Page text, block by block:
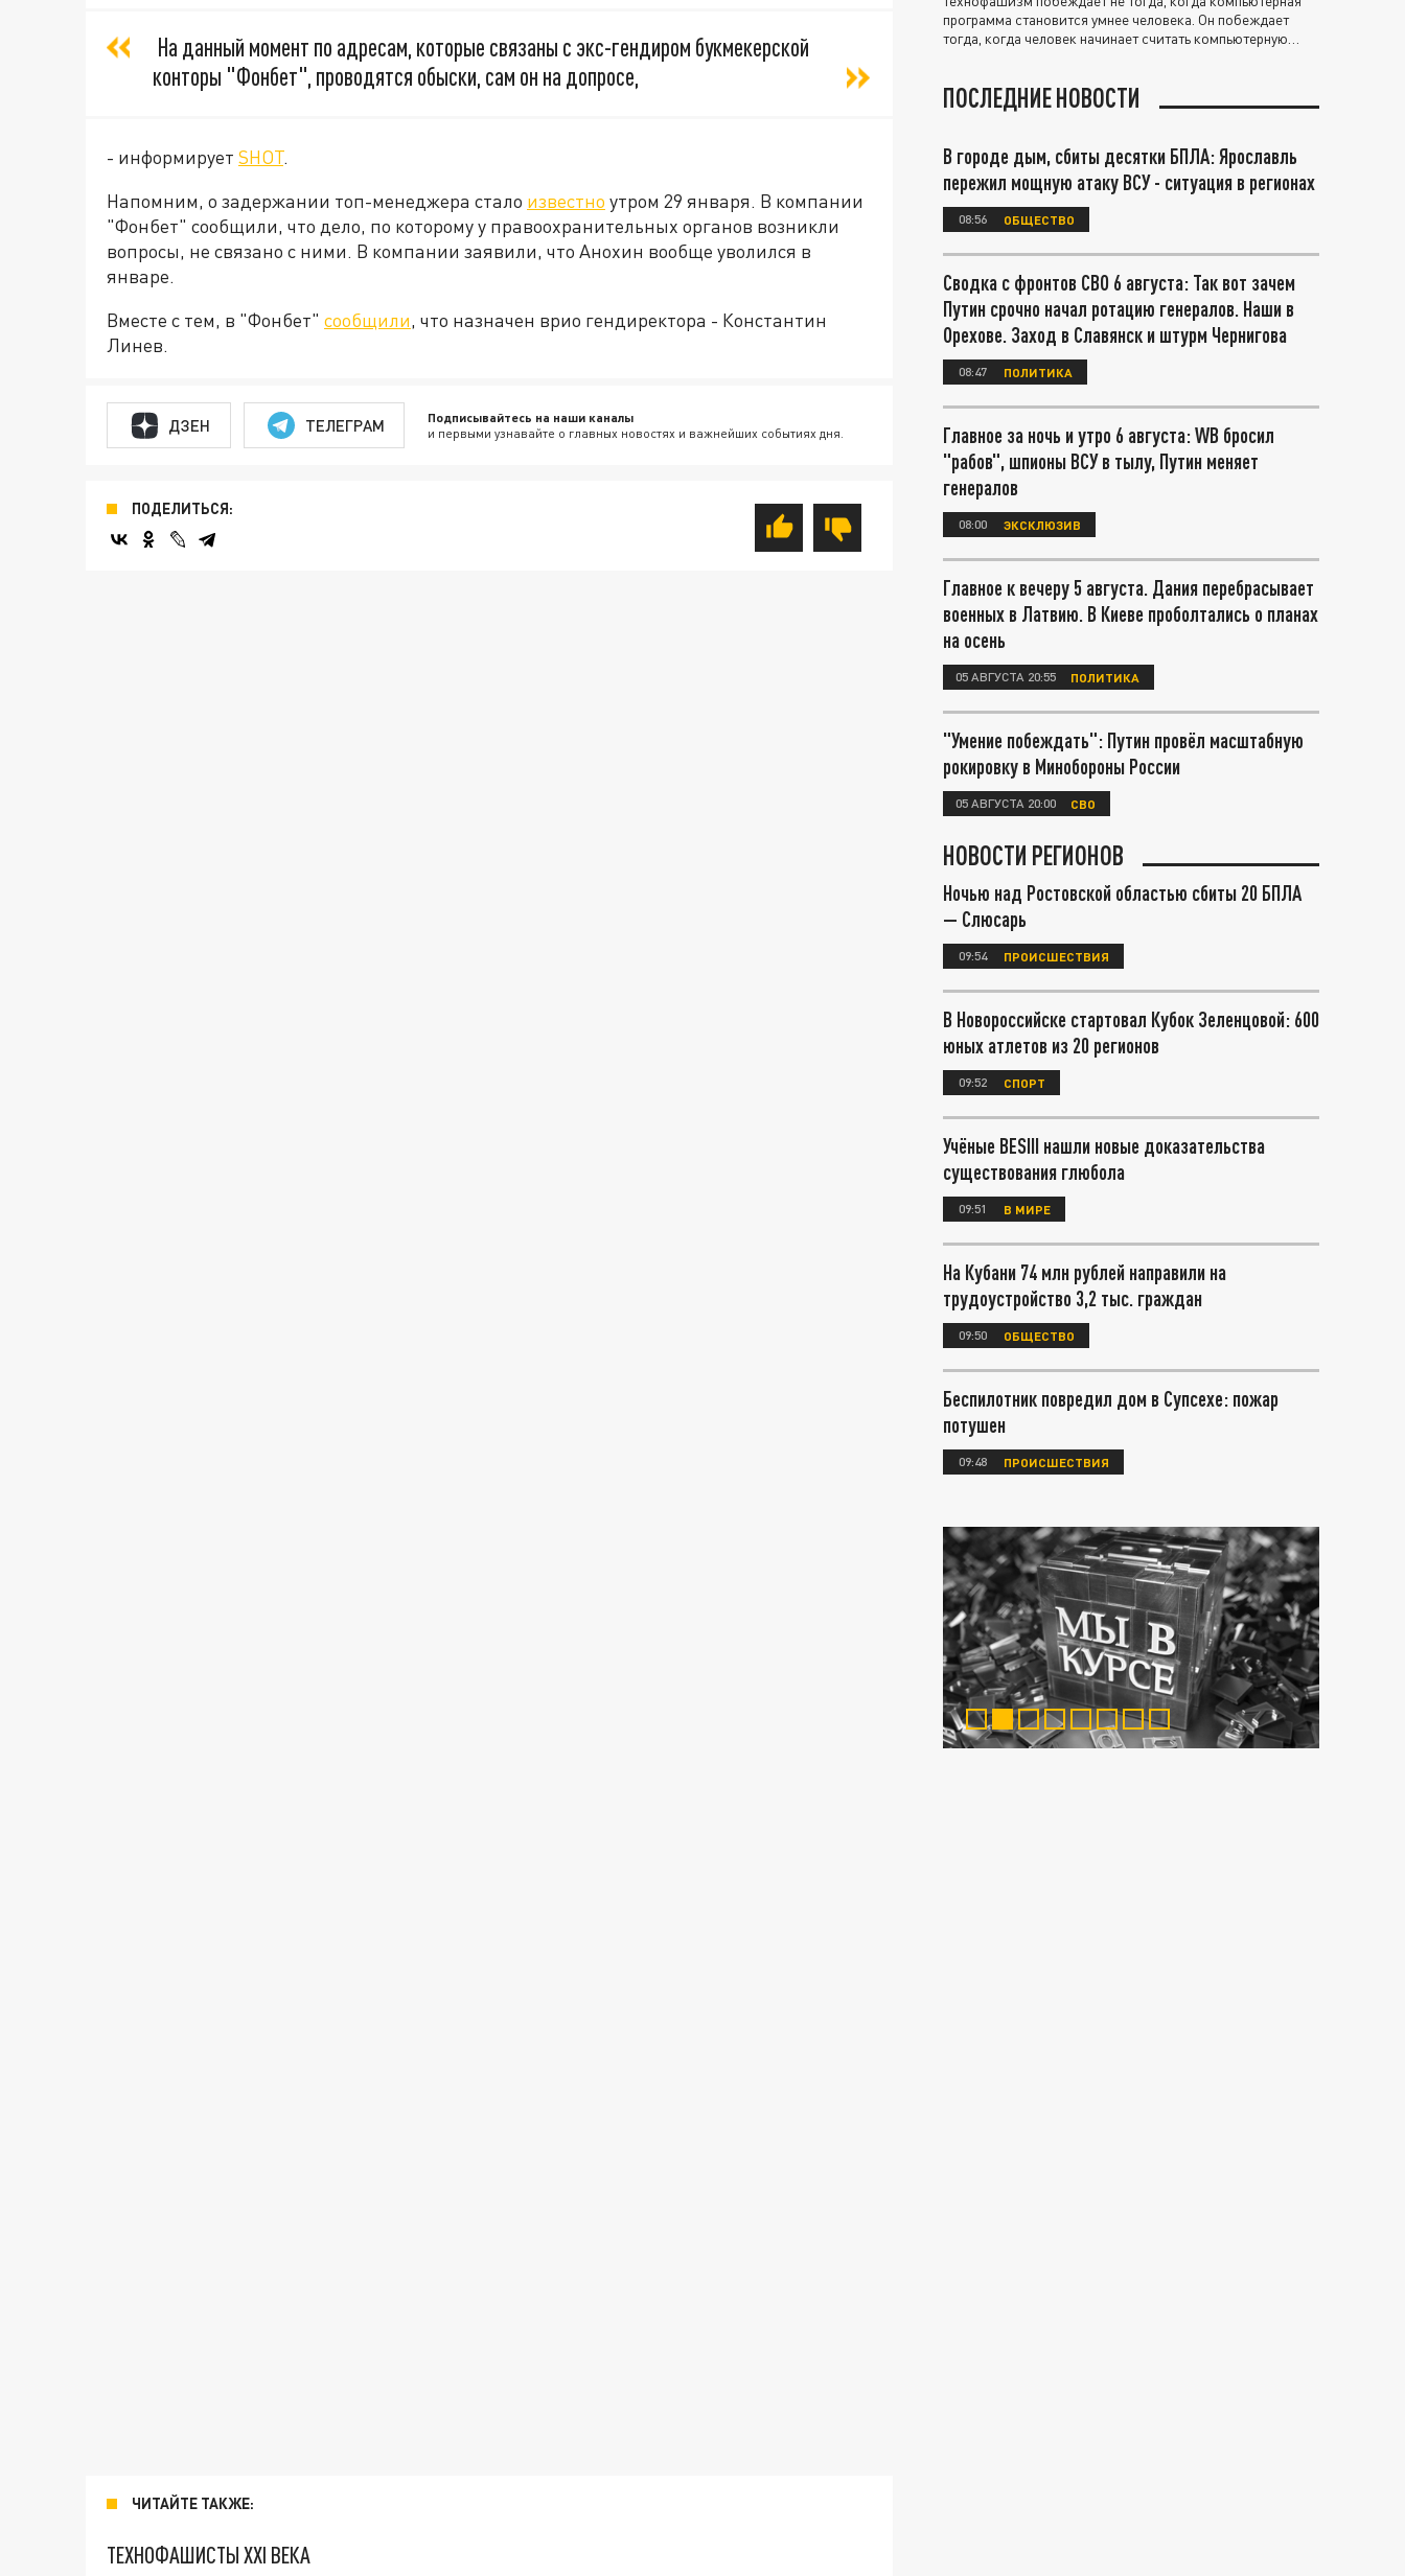
На данный момент по адресам, которые связаны с экс-гендиром букмекерской
конторы "Фонбет", проводятся обыски, сам он на допросе,
- информирует SHOT.
Напомним, о задержании топ-менеджера стало известно утром 29 января. В компании
"Фонбет" сообщили, что дело, по которому у правоохранительных органов возникли
вопросы, не связано с ними. В компании заявили, что Анохин вообще уволился в
январе.
Вместе с тем, в "Фонбет" сообщили, что назначен врио гендиректора - Константин
Линев.
ДЗЕН ТЕЛЕГРАМ Подписывайтесь на наши каналы
и первыми узнавайте о главных новостях и важнейших событиях дня.
ПОДЕЛИТЬСЯ:
ЧИТАЙТЕ ТАКЖЕ:
ТЕХНОФАШИСТЫ XXI ВЕКА
программа становится умнее человека. Он побеждает
тогда, когда человек начинает считать компьютерную
ПОСЛЕДНИЕ НОВОСТИ
В городе дым, сбиты десятки БПЛА: Ярославль
пережил мощную атаку ВСУ - ситуация в регионах
08:56 ОБЩЕСТВО
Сводка с фронтов СВО 6 августа: Так вот зачем
Путин срочно начал ротацию генералов. Наши в
Орехове. Заход в Славянск и штурм Чернигова
08:47 ПОЛИТИКА
Главное за ночь и утро 6 августа: WB бросил
"рабов", шпионы ВСУ в тылу, Путин меняет
генералов
08:00 ЭКСКЛЮЗИВ
Главное к вечеру 5 августа. Дания перебрасывает
военных в Латвию. В Киеве проболтались о планах
на осень
05 АВГУСТА 20:55 ПОЛИТИКА
"Умение побеждать": Путин провёл масштабную
рокировку в Минобороны России
05 АВГУСТА 20:00 СВО
НОВОСТИ РЕГИОНОВ
Ночью над Ростовской областью сбиты 20 БПЛА
— Слюсарь
09:54 ПРОИСШЕСТВИЯ
В Новороссийске стартовал Кубок Зеленцовой: 600
юных атлетов из 20 регионов
09:52 СПОРТ
Учёные BESIII нашли новые доказательства
существования глюбола
09:51 В МИРЕ
На Кубани 74 млн рублей направили на
трудоустройство 3,2 тыс. граждан
09:50 ОБЩЕСТВО
Беспилотник повредил дом в Супсехе: пожар
потушен
09:48 ПРОИСШЕСТВИЯ